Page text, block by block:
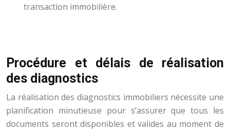
transaction immobilière.
Procédure et délais de réalisation
des diagnostics
La réalisation des diagnostics immobiliers nécessite une
planification minutieuse pour s’assurer que tous les
documents seront disponibles et valides au moment de